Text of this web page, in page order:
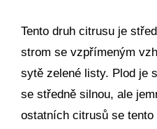
Tento druh citrusu je
strom se vzpřímeným
sytě zelené listy. Plod je
se středně silnou, ale
ostatních citrusů se